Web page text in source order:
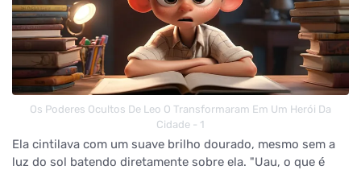
Os Poderes Ocultos De Leo O Transformaram Em Um Herói Da
Cidade - 1
Ela cintilava com um suave brilho dourado, mesmo sem a
luz do sol batendo diretamente sobre ela. "Uau, o que é